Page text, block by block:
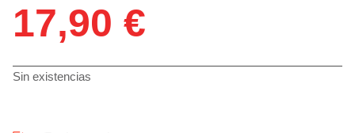
17,90 €
Sin existencias